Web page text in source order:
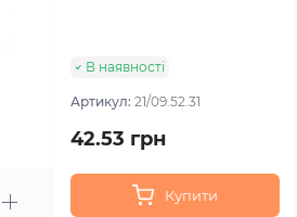
В наявності
Артикул: 21/09.52.31
42.53 грн
Купити